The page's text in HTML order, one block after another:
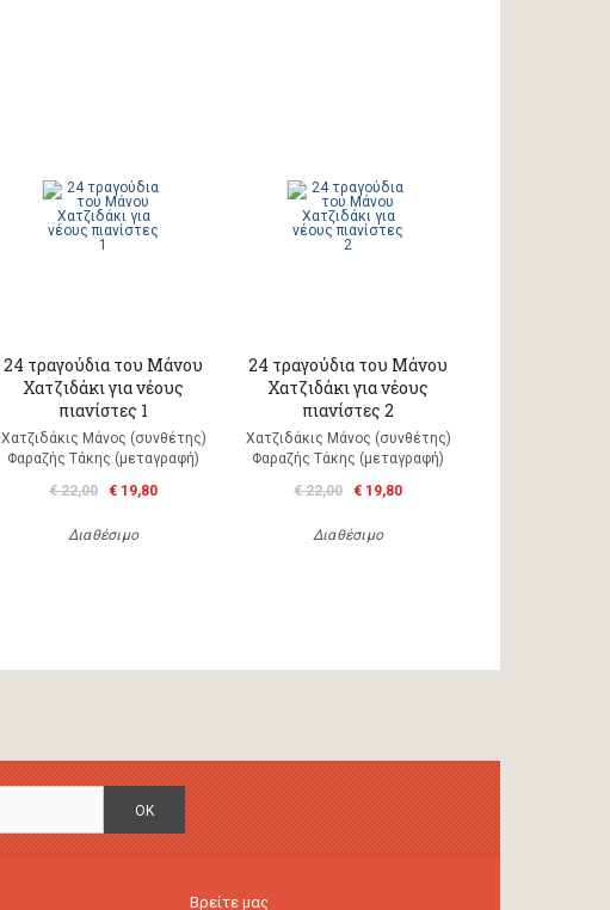
24 τραγούδια του Μάνου
Χατζιδάκι για νέους
πιανίστες 1
Χατζιδάκις Μάνος (συνθέτης)
Φαραζής Τάκης (μεταγραφή)
€ 22,00
€ 19,80
Διαθέσιμο
24 τραγούδια του Μάνου
Χατζιδάκι για νέους
πιανίστες 2
Χατζιδάκις Μάνος (συνθέτης)
Φαραζής Τάκης (μεταγραφή)
€ 22,00
€ 19,80
Διαθέσιμο
OK
Βρείτε μας